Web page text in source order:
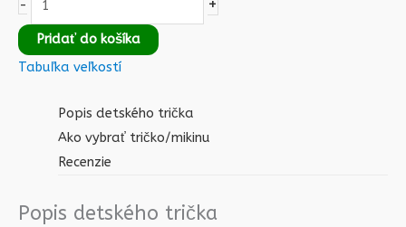
- +
Pridať do košíka
Tabuľka veľkostí
Popis detského trička
Ako vybrať tričko/mikinu
Recenzie
Popis detského trička